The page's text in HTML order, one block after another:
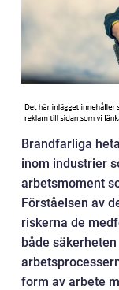
Brandfarliga
inom industrier
arbetsmoment
Förståelsen av
riskerna de
både
form av arbete